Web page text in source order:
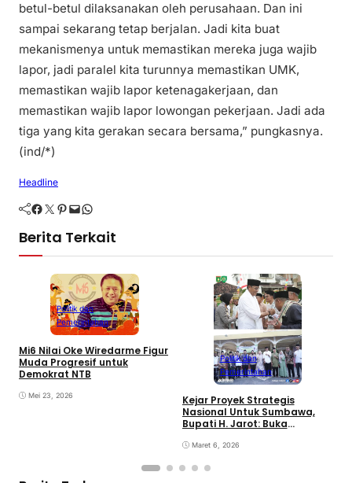
betul-betul dilaksanakan oleh perusahaan. Dan ini
sampai sekarang tetap berjalan. Jadi kita buat
mekanismenya untuk memastikan mereka juga wajib
lapor, jadi paralel kita turunnya memastikan UMK,
memastikan wajib lapor ketenagakerjaan, dan
memastikan wajib lapor lowongan pekerjaan. Jadi ada
tiga yang kita gerakan secara bersama,” pungkasnya.
(ind/*)
Headline
Facebook Twitter Pinterest Mail WhatsApp
Berita Terkait
Politik dan
Pemerintahan
Mi6 Nilai Oke Wiredarme Figur
Muda Progresif untuk
Demokrat NTB
Mei 23, 2026
Politik dan
Pemerintahan
Kejar Proyek Strategis
Nasional Untuk Sumbawa,
Bupati H. Jarot: Buka
Tingkatkan Perekonomian
Maret 6, 2026